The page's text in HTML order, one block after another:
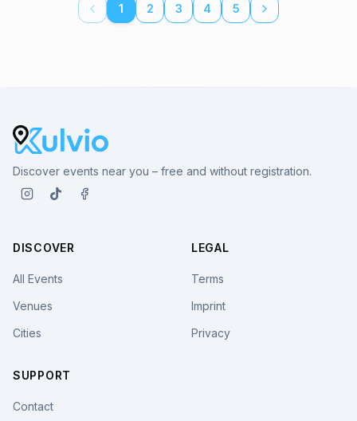
1 2 3 4 5
Discover events near you – free and without registration.
DISCOVER
All Events
Venues
Cities
LEGAL
Terms
Imprint
Privacy
SUPPORT
Contact